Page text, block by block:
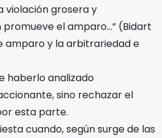
violación grosera y
el amparo…” (Bidart
amparo y la arbitrariedad e
haberlo analizado
sino rechazar el
esta parte.
cuando, según surge de las